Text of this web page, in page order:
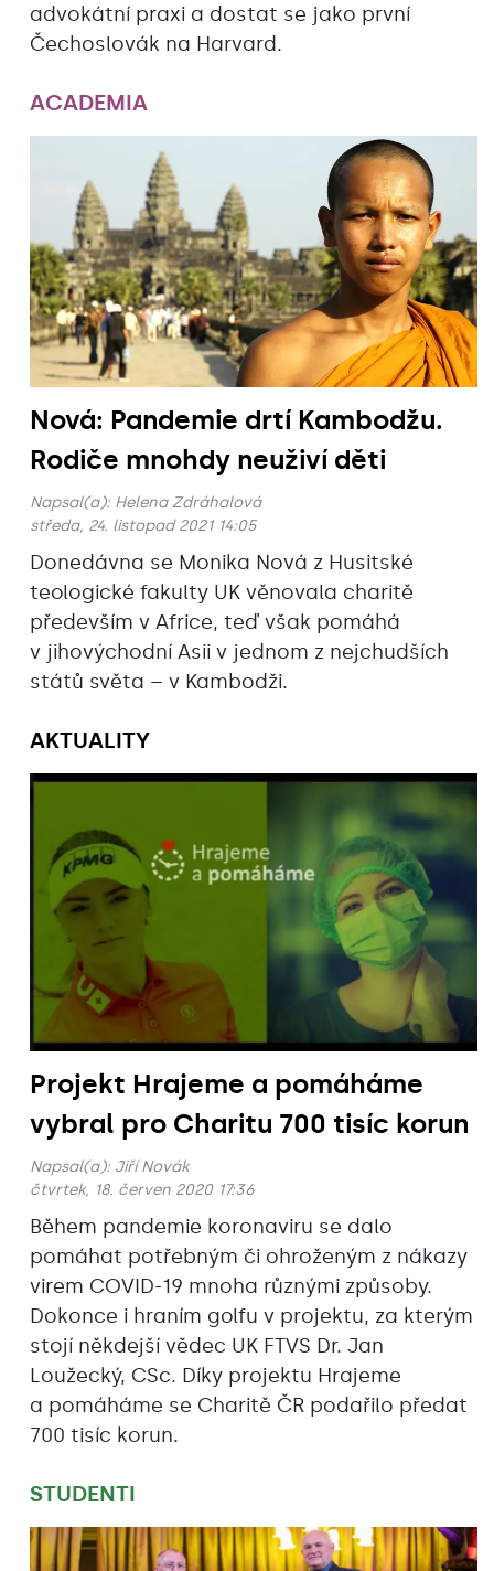
advokátní praxi a dostat se jako první
Čechoslovák na Harvard.
ACADEMIA
Nová: Pandemie drtí Kambodžu.
Rodiče mnohdy neuživí děti
Napsal(a): Helena Zdráhalová
středa, 24. listopad 2021 14:05
Donedávna se Monika Nová z Husitské
teologické fakulty UK věnovala charitě
především v Africe, teď však pomáhá
v jihovýchodní Asii v jednom z nejchudších
států světa – v Kambodži.
AKTUALITY
Projekt Hrajeme a pomáháme
vybral pro Charitu 700 tisíc korun
Napsal(a): Jiří Novák
čtvrtek, 18. červen 2020 17:36
Během pandemie koronaviru se dalo
pomáhat potřebným či ohroženým z nákazy
virem COVID-19 mnoha různými způsoby.
Dokonce i hraním golfu v projektu, za kterým
stojí někdejší vědec UK FTVS Dr. Jan
Loužecký, CSc. Díky projektu Hrajeme
a pomáháme se Charitě ČR podařilo předat
700 tisíc korun.
STUDENTI